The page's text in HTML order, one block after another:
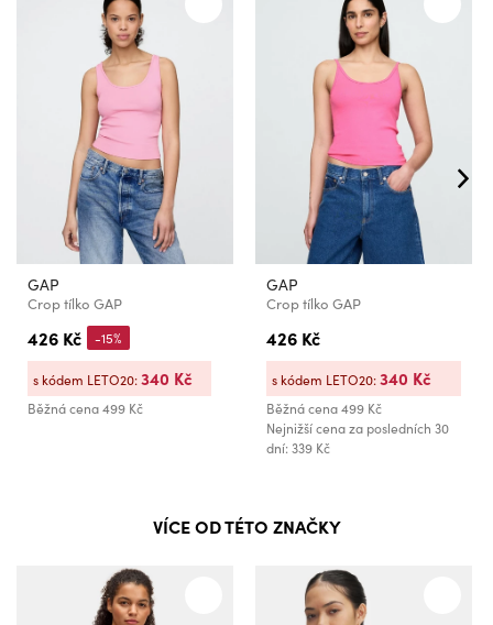
GAP
Crop tílko GAP
426 Kč
Běžná cena499 Kč
-15%
s kódem LETO20:340 Kč
GAP
Crop tílko GAP
426 Kč
Běžná cena499 Kč
Nejnižší cena za posledních 30
dní: 339 Kč
s kódem LETO20:340 Kč
VÍCE OD TÉTO ZNAČKY